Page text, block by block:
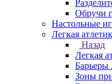
Обручи
Настольные
Легкая
Назад
Легкая
Барьеры
Зоны